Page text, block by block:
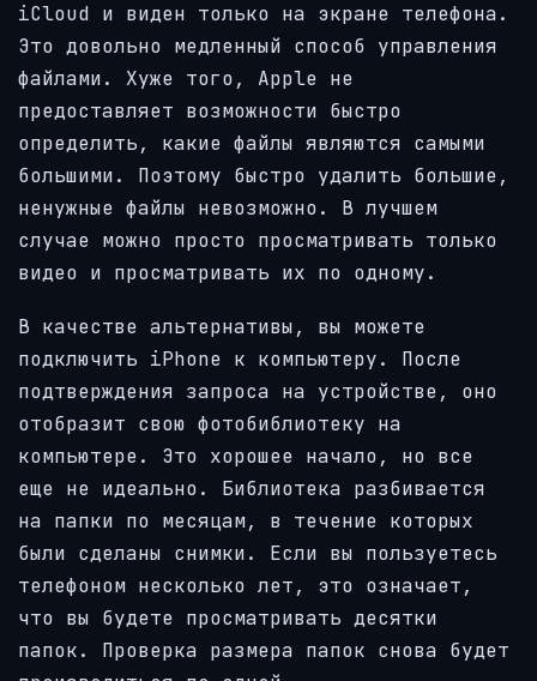
iCloud и виден только на экране телефона.
Это довольно медленный способ управления
файлами. Хуже того, Apple не
предоставляет возможности быстро
определить, какие файлы являются самыми
большими. Поэтому быстро удалить большие,
ненужные файлы невозможно. В лучшем
случае можно просто просматривать только
видео и просматривать их по одному.
В качестве альтернативы, вы можете
подключить iPhone к компьютеру. После
подтверждения запроса на устройстве, оно
отобразит свою фотобиблиотеку на
компьютере. Это хорошее начало, но все
еще не идеально. Библиотека разбивается
на папки по месяцам, в течение которых
были сделаны снимки. Если вы пользуетесь
телефоном несколько лет, это означает,
что вы будете просматривать десятки
папок. Проверка размера папок снова будет